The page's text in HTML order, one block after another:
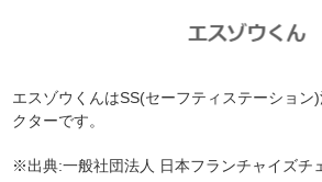
エスゾウくんはSS(セーフティステーション
クターです。
※出典:一般社団法人 日本フランチャイズチ